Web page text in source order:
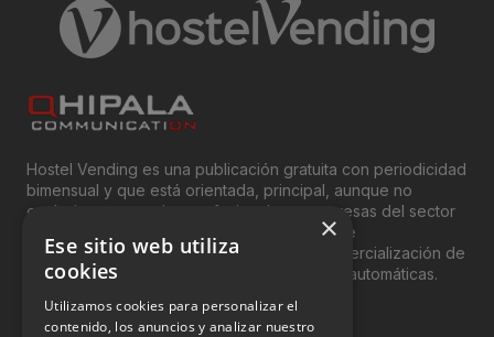
Hostel Vending es una publicación gratuita con periodicidad
bimensual y que está orientada, principal, aunque no
exclusivamente, a los profesionales y empresas del sector
del “Vending”; nombre con el que se conoce
genéricamente entre profesionales a la comercialización de
productos y servicios a través de máquinas automáticas.
INFORMACIÓN LEGAL
×
Ese sitio web utiliza
cookies
Utilizamos cookies para personalizar el
contenido, los anuncios y analizar nuestro